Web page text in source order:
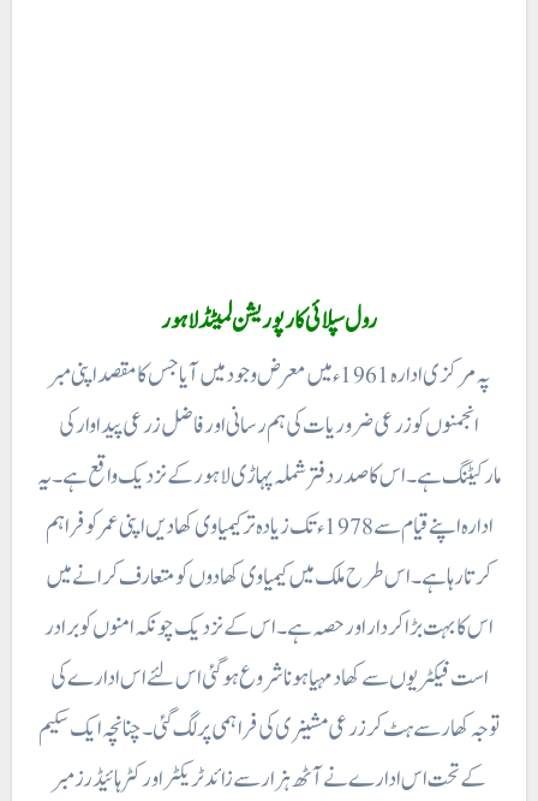
رول سپلائی کارپوریشن لمیٹڈ لاہور
پہ مرکزی ادارہ 1961ء میں معرض وجود میں آیا جس کا مقصد اپنی مبر
انجمنوں کو زرعی ضروریات کی ہم رسانی اور فاضل زرعی پیداوار کی
مارکیٹنگ ہے۔ اس کا صدر دفتر شملہ پہاڑی لاہور کے نزدیک واقع ہے۔ یہ
ادارہ اپنے قیام سے 1978ء تک زیادہ تر کیمیاوی کھادیں اپنی عمر کو فراہم
کرتا رہا ہے۔ اس طرح ملک میں کیمیاوی کھادوں کو متعارف کرانے میں
اس کا بہت بڑا کردار اور حصہ ہے۔ اس کے نزدیک چونکہ امنوں کو برادر
است فیکٹریوں سے کھاد مہیا ہونا شروع ہوگئی اس لئے اس ادارے کی
توجہ کھار سے ہٹ کر زرعی مشینری کی فراہمی پر لگ گئی۔ چنانچہ ایک سکیم
کے تحت اس ادارے نے آٹھ ہزار سے زائد ٹریکٹر اور کٹر ہائیڈ رز مبر